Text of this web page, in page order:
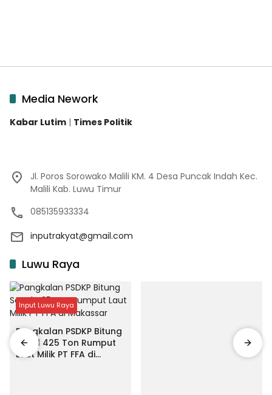
Media Nework
Kabar Lutim | Times Politik
Jl. Poros Sorowako Malili KM. 4 Desa Puncak Indah Kec.
Malili Kab. Luwu Timur
085135933334
inputrakyat@gmail.com
Luwu Raya
Input Luwu Raya
Pangkalan PSDKP Bitung
Segel 425 Ton Rumput
Laut Milik PT FFA di